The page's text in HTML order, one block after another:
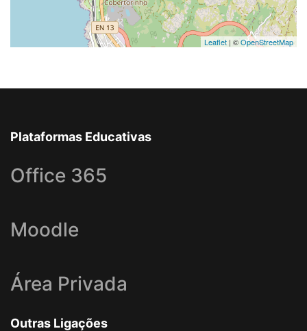
Leaflet | ©OpenStreetMap
Plataformas Educativas
Office 365
Moodle
Área Privada
Outras Ligações